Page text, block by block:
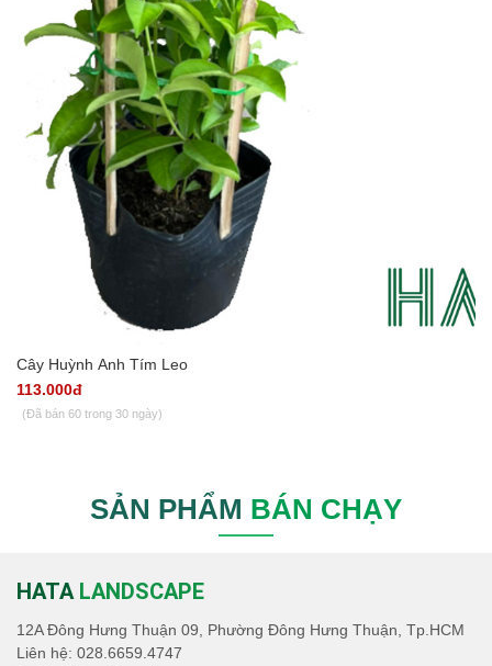
Cây Huỳnh Anh Tím Leo
113.000đ
(Đã bán 60 trong 30 ngày)
SẢN PHẨM BÁN CHẠY
HATA LANDSCAPE
12A Đông Hưng Thuận 09, Phường Đông Hưng Thuận, Tp.HCM
Liên hệ: 028.6659.4747